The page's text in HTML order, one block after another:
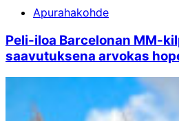
Apurahakohde
Peli-iloa Barcelonan MM-
saavutuksena arvokas